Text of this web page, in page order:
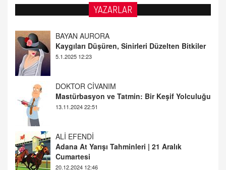
YAZARLAR
BAYAN AURORA
Kaygıları Düşüren, Sinirleri Düzelten Bitkiler
DOKTOR CİVANIM
ALİ EFENDİ
20.12.2024 12:46
TUTKUNUN PERİSİ
Sağlıklı Bir Cinsel Yaşam ile İlgili Bilinmesi